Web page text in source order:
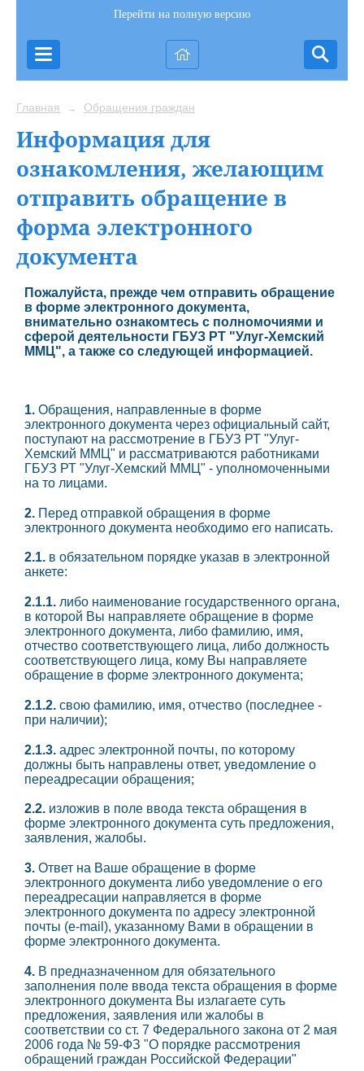
Перейти на полную версию
Главная → Обращения граждан
Информация для
ознакомления, желающим
отправить обращение в
форма электронного
документа
Пожалуйста, прежде чем отправить обращение
в форме электронного документа,
внимательно ознакомтесь с полномочиями и
сферой деятельности ГБУЗ РТ "Улуг-Хемский
ММЦ", а также со следующей информацией.
1. Обращения, направленные в форме
электронного документа через официальный сайт,
поступают на рассмотрение в ГБУЗ РТ "Улуг-
Хемский ММЦ" и рассматриваются работниками
ГБУЗ РТ "Улуг-Хемский ММЦ" - уполномоченными
на то лицами.
2. Перед отправкой обращения в форме
электронного документа необходимо его написать.
2.1. в обязательном порядке указав в электронной
анкете:
2.1.1. либо наименование государственного органа,
в которой Вы направляете обращение в форме
электронного документа, либо фамилию, имя,
отчество соответствующего лица, либо должность
соответствующего лица, кому Вы направляете
обращение в форме электронного документа;
2.1.2. свою фамилию, имя, отчество (последнее -
при наличии);
2.1.3. адрес электронной почты, по которому
должны быть направлены ответ, уведомление о
переадресации обращения;
2.2. изложив в поле ввода текста обращения в
форме электронного документа суть предложения,
заявления, жалобы.
3. Ответ на Ваше обращение в форме
электронного документа либо уведомление о его
переадресации направляется в форме
электронного документа по адресу электронной
почты (е-mail), указанному Вами в обращении в
форме электронного документа.
4. В предназначенном для обязательного
заполнения поле ввода текста обращения в форме
электронного документа Вы излагаете суть
предложения, заявления или жалобы в
соответствии со ст. 7 Федерального закона от 2 мая
2006 года № 59-ФЗ "О порядке рассмотрения
обращений граждан Российской Федерации"